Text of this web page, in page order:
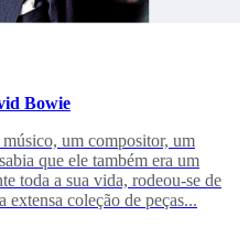
Bowie
um compositor, um
que ele também era um
toda a sua vida, rodeou-se de
coleção de peças...